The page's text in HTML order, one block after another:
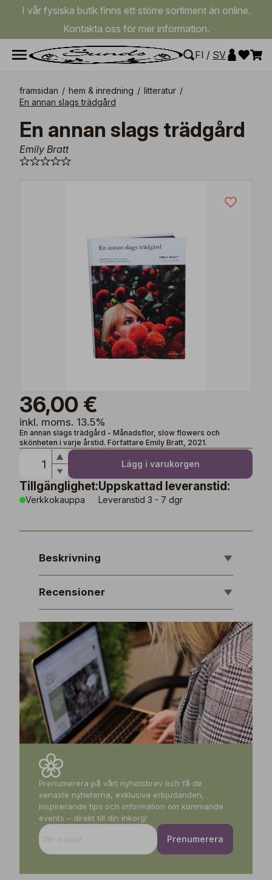
I vår fysiska butik finns ett större sortiment än online.
Kontakta oss för mer information.
FI / SV
framsidan / hem & inredning / litteratur /
En annan slags trädgård
En annan slags trädgård
Emily Bratt
36,00 €
inkl. moms. 13.5%
En annan slags trädgård - Månadsflor, slow flowers och
skönheten i varje årstid. Författare Emily Bratt, 2021.
Lägg i varukorgen
Tillgänglighet:
Verkkokauppa
Uppskattad leveranstid:
Leveranstid 3 - 7 dgr
Beskrivning
Recensioner
Prenumerera på vårt nyhetsbrev och få de
senaste nyheterna, exklusiva erbjudanden,
inspirerande tips och information om kommande
events – direkt till din inkorg!
Prenumerera